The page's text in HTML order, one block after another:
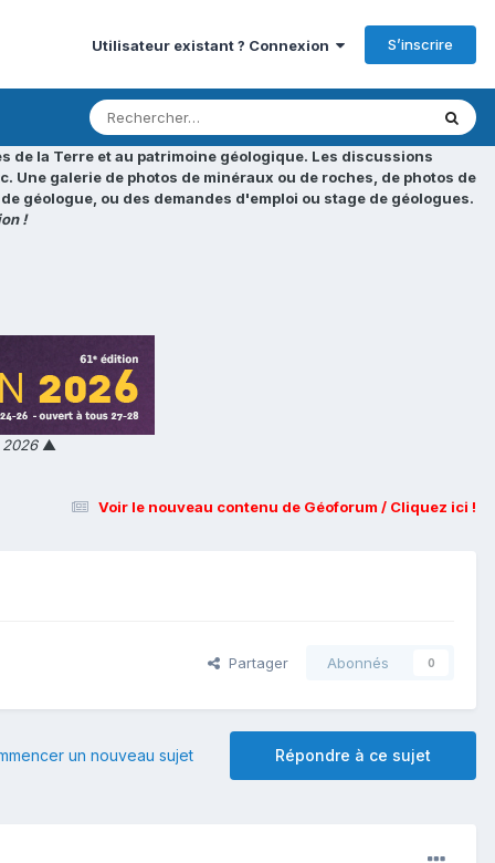
Utilisateur existant ? Connexion S’inscrire
de la Terre et au patrimoine géologique. Les discussions
galerie de photos de minéraux ou de roches, de photos de
géologue, ou des demandes d'emploi ou stage de géologues.
!
▲
Voir le nouveau contenu de Géoforum / Cliquez ici !
Partager Abonnés 0
Répondre à ce sujet
un nouveau sujet